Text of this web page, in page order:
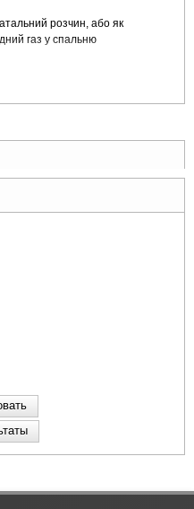
розчин, або як
газ у спальню